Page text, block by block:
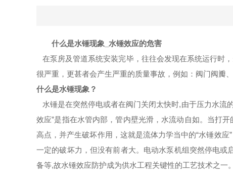
什么是水锤现象_水锤效应的危害
在泵房及管道系统安装完毕，往往会发现在系统运行时
很严重，更甚者会产生严重的质量事故，例如：阀门阀瓣
什么是水锤现象？
水锤是在突然停电或者在阀门关闭太快时,由于压力水流
效应”是指在水管内部，管内壁光滑，水流动自如。当打
高点，并产生破坏作用，这就是流体力学当中的“水锤效
一定的破坏力，但没有前者大。电动水泵机组突然停电
备等,故水锤效应防护成为供水工程关键性的工艺技术之一。